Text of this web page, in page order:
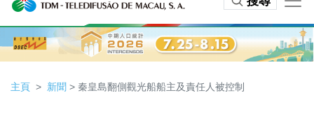
主頁 新聞 > 秦皇島翻側觀光船船主及責任人被控制